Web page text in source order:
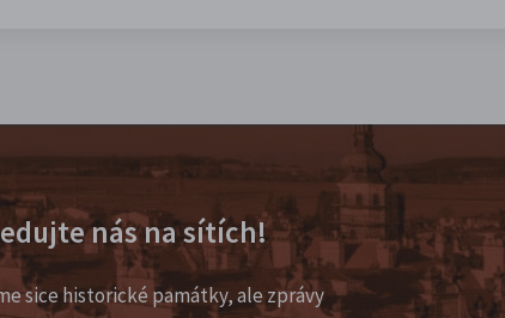
nás na sítích!
sice historické památky, ale zprávy